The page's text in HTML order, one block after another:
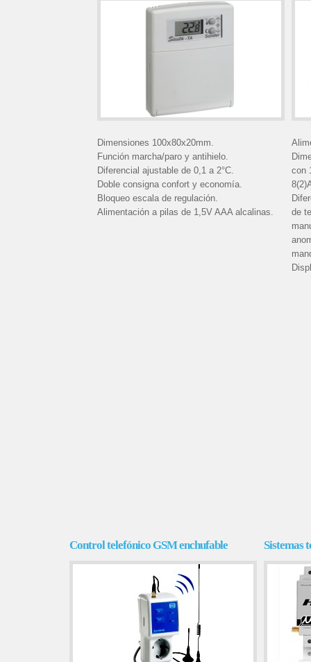
Dimensiones 100x80x20mm.
Función marcha/paro y antihielo.
Diferencial ajustable de 0,1 a 2°C.
Doble consigna confort y economía.
Bloqueo escala de regulación.
Alimentación a pilas de 1,5V AAA alcalinas.
con
de
Control telefónico GSM enchufable Sistemas